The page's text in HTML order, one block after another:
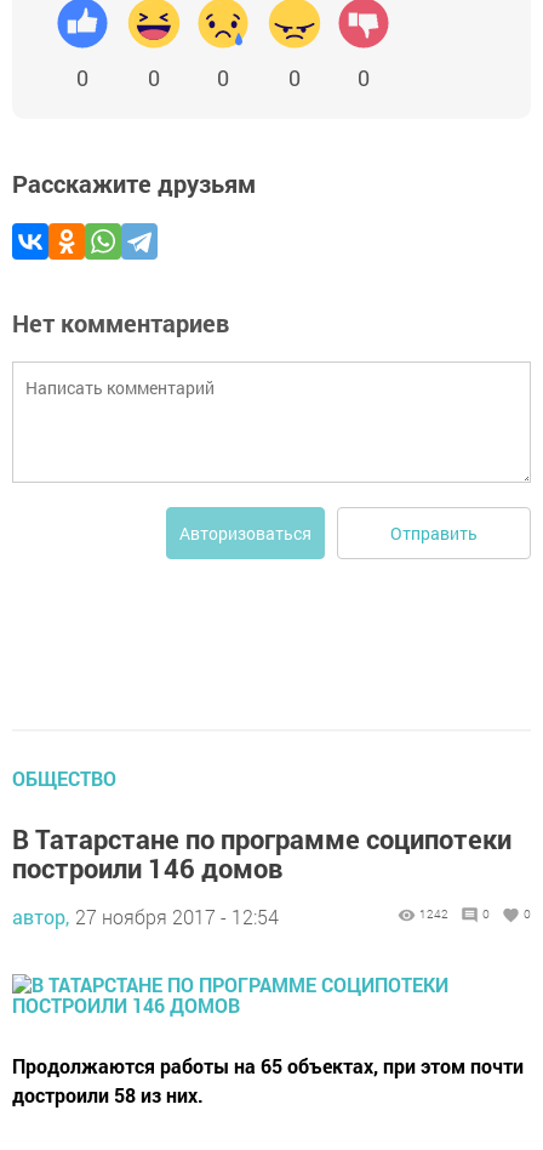
0 0 0 0 0
Расскажите друзьям
Нет комментариев
Авторизоваться Отправить
ОБЩЕСТВО
В Татарстане по программе соципотеки
построили 146 домов
автор, 27 ноября 2017 - 12:54 1242 0 0
Продолжаются работы на 65 объектах, при этом почти
достроили 58 из них.